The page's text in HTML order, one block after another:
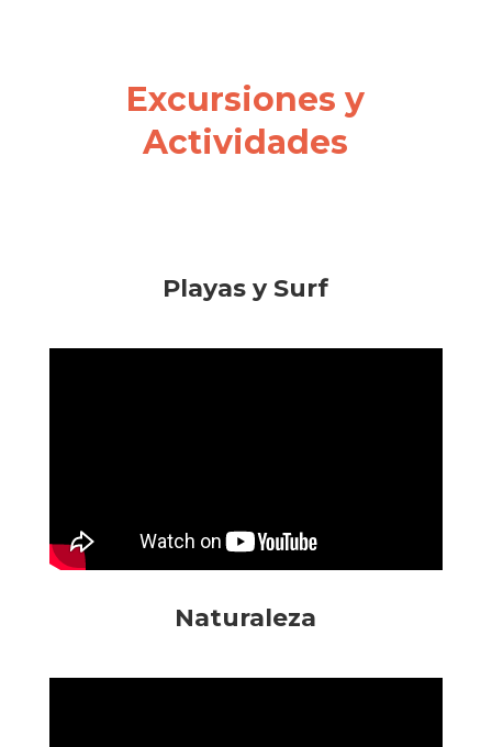
Excursiones y
Actividades
Playas y Surf
Naturaleza